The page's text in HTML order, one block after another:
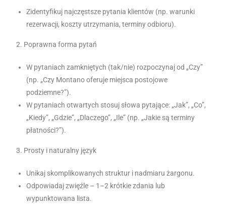
Zidentyfikuj najczęstsze pytania klientów (np. warunki
rezerwacji, koszty utrzymania, terminy odbioru).
2. Poprawna forma pytań
W pytaniach zamkniętych (tak/nie) rozpoczynaj od „Czy”
(np. „Czy Montano oferuje miejsca postojowe
podziemne?”).
W pytaniach otwartych stosuj słowa pytające: „Jak”, „Co”,
„Kiedy”, „Gdzie”, „Dlaczego”, „Ile” (np. „Jakie są terminy
płatności?”).
3. Prosty i naturalny język
Unikaj skomplikowanych struktur i nadmiaru żargonu.
Odpowiadaj zwięźle – 1–2 krótkie zdania lub
wypunktowana lista.